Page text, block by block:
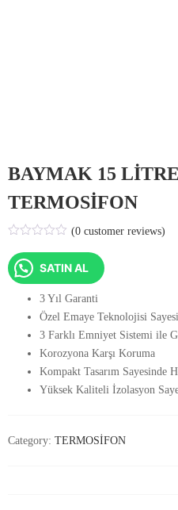
BAYMAK 15
TERMOSİFON
(0customer reviews)
SATIN AL
3 Yıl Garanti
Özel Emaye Teknolojisi
3 Farklı Emniyet Sistemi ile
Korozyona Karşı Koruma
Kompakt Tasarım Sayesinde
Yüksek Kaliteli İzolasyon
Category: TERMOSİFON